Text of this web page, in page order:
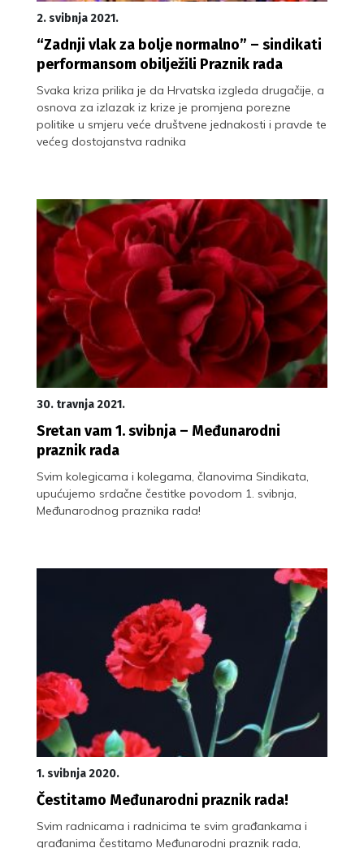
2. svibnja 2021.
“Zadnji vlak za bolje normalno” – sindikati
performansom obilježili Praznik rada
Svaka kriza prilika je da Hrvatska izgleda drugačije, a
osnova za izlazak iz krize je promjena porezne
politike u smjeru veće društvene jednakosti i pravde te
većeg dostojanstva radnika
30. travnja 2021.
Sretan vam 1. svibnja – Međunarodni
praznik rada
Svim kolegicama i kolegama, članovima Sindikata,
upućujemo srdačne čestitke povodom 1. svibnja,
Međunarodnog praznika rada!
1. svibnja 2020.
Čestitamo Međunarodni praznik rada!
Svim radnicama i radnicima te svim građankama i
građanima čestitamo Međunarodni praznik rada,